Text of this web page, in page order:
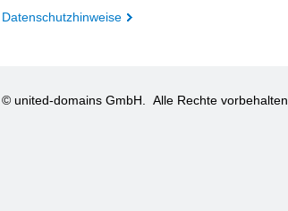
Datenschutzhinweise
© united-domains GmbH. Alle Rechte vorbehalten.